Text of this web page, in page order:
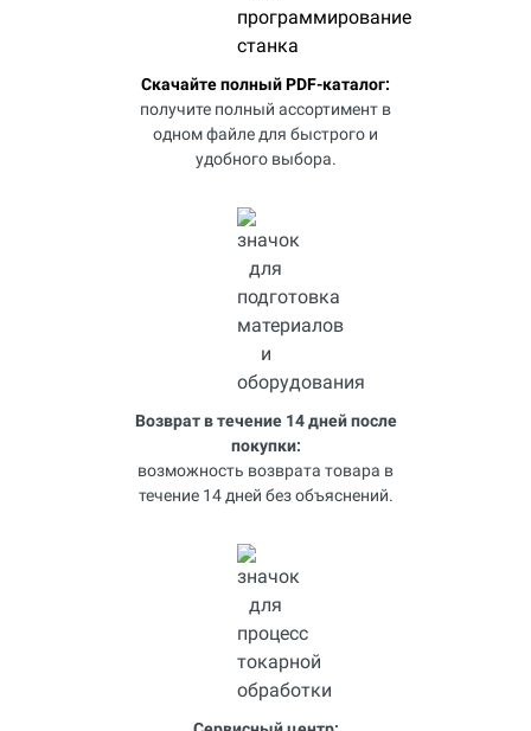
Скачайте полный PDF-каталог:
получите полный ассортимент в
одном файле для быстрого и
удобного выбора.
Возврат в течение 14 дней после
покупки:
возможность возврата товара в
течение 14 дней без объяснений.